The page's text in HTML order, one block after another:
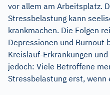
vor allem am Arbeitsplatz.
Stressbelastung kann
krankmachen. Die Folgen
Depressionen und Burnout
Kreislauf-Erkrankungen
jedoch: Viele Betroffene
Stressbelastung erst, wenn